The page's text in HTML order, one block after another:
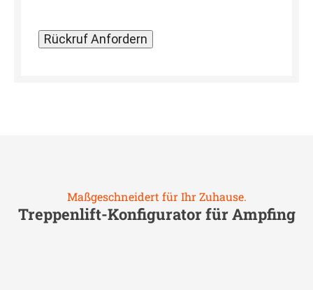
Maßgeschneidert für Ihr Zuhause.
Treppenlift-Konfigurator fürAmpfing